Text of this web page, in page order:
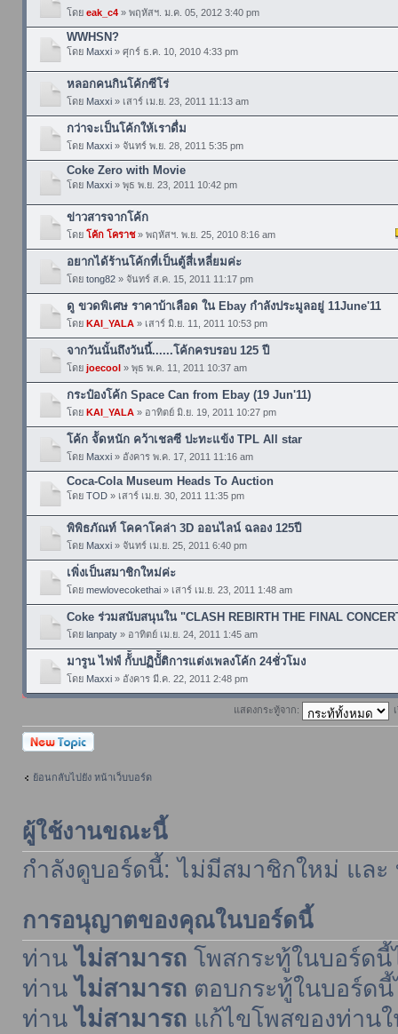
โดย eak_c4» พฤหัสฯ. ม.ค. 05, 2012 3:40 pm
WWHSN?
โดย Maxxi» ศุกร์ ธ.ค. 10, 2010 4:33 pm
หลอกคนกินโค้กซีโร่
โดย Maxxi» เสาร์ เม.ย. 23, 2011 11:13 am
กว่าจะเป็นโค้กให้เราดื่ม
โดย Maxxi» จันทร์ พ.ย. 28, 2011 5:35 pm
Coke Zero with Movie
โดย Maxxi» พุธ พ.ย. 23, 2011 10:42 pm
ข่าวสารจากโค้ก
โดย โค้ก โคราช» พฤหัสฯ. พ.ย. 25, 2010 8:16 am
อยากได้ร้านโค้กที่เป็นตู้สี่เหลี่ยมค่ะ
โดย tong82» จันทร์ ส.ค. 15, 2011 11:17 pm
ดู ขวดพิเศษ ราคาบ้าเลือด ใน Ebay กำลังประมูลอยู่ 11June'11
โดย KAI_YALA» เสาร์ มิ.ย. 11, 2011 10:53 pm
จากวันนั้นถึงวันนี้......โค้กครบรอบ 125 ปี
โดย joecool» พุธ พ.ค. 11, 2011 10:37 am
กระป๋องโค้ก Space Can from Ebay (19 Jun'11)
โดย KAI_YALA» อาทิตย์ มิ.ย. 19, 2011 10:27 pm
โค้ก จััดหนัก คว้าเชลซี ปะทะแข้ง TPL All star
โดย Maxxi» อังคาร พ.ค. 17, 2011 11:16 am
Coca-Cola Museum Heads To Auction
โดย TOD» เสาร์ เม.ย. 30, 2011 11:35 pm
พิพิธภัณท์ โคคาโคล่า 3D ออนไลน์ ฉลอง 125ปี
โดย Maxxi» จันทร์ เม.ย. 25, 2011 6:40 pm
เพิ่งเป็นสมาชิกใหม่ค่ะ
โดย mewlovecokethai» เสาร์ เม.ย. 23, 2011 1:48 am
Coke ร่วมสนับสนุนใน "CLASH REBIRTH THE FINAL
โดย lanpaty» อาทิตย์ เม.ย. 24, 2011 1:45 am
มารูน ไฟฟ์ กัััััับปฏิบัััติการแต่งเพลงโค้ก 24ชั่วโมง
โดย Maxxi» อังคาร มี.ค. 22, 2011 2:48 pm
แสดงกระทู้จาก:
ตั้งกระทู้ใหม่
ย้อนกลับไปยัง หน้าเว็บบอร์ด
ผู้ใช้งานขณะนี้
กำลังดูบอร์ดนี้: ไม่มีสมาชิกใหม่ แล
การอนุญาตของคุณในบอร์ดนี้
ท่าน ไม่สามารถโพสกระทู้ในบอร์ดนี้
ท่าน ไม่สามารถตอบกระทู้ในบอร์ดนี้
ท่าน ไม่สามารถแก้ไขโพสของท่าน